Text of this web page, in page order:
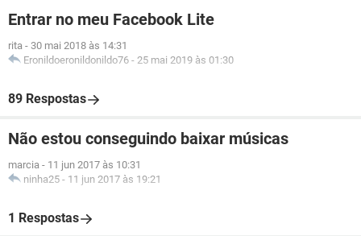
Entrar no meu Facebook Lite
rita - 30 mai 2018 às 14:31
Eronildoeronildonildo76 - 25 mai 2019 às 01:30
89 Respostas
Não estou conseguindo baixar músicas
marcia - 11 jun 2017 às 10:31
ninha25 - 11 jun 2017 às 19:21
1 Respostas